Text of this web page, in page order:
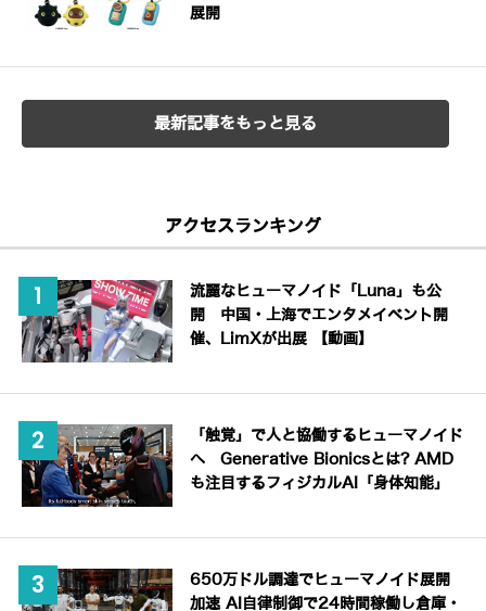
展開
最新記事をもっと見る
アクセスランキング
流麗なヒューマノイド「Luna」も公
開 中国・上海でエンタメイベント開
催、LimXが出展 【動画】
「触覚」で人と協働するヒューマノイド
へ Generative Bionicsとは? AMD
も注目するフィジカルAI「身体知能」
650万ドル調達でヒューマノイド展開
加速 AI自律制御で24時間稼働し倉庫・